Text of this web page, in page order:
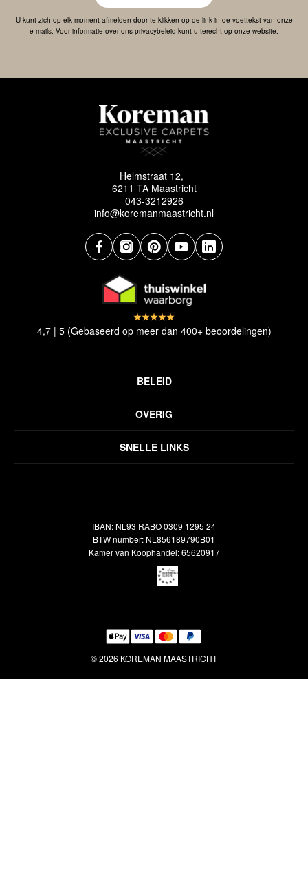
U kunt zich op elk moment afmelden door te klikken op de link in de voettekst van onze
e-mails. Voor informatie over ons privacybeleid kunt u terecht op onze website.
Helmstraat 12,
6211 TA Maastricht
043-3212926
info@koremanmaastricht.nl
SNELLE LINKS
OVERIG
Inspiratie
Veelgestelde vragen
BELEID
Disclaimer
Verzendbeleid
4,7 | 5 (Gebaseerd op meer dan 400+ beoordelingen)
IBAN: NL93 RABO 0309 1295 24
BTW number: NL856189790B01
Kamer van Koophandel: 65620917
© 2026 KOREMAN MAASTRICHT